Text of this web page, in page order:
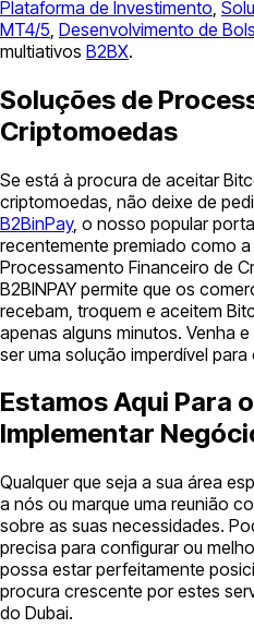
Plataforma de Investimento
MT4/5 Desenvolvimento de
multiativos B2BX.
Soluções de
Criptomoedas
Se está à procura de aceitar
criptomoedas, não deixe de
B2BinPay, o nosso popular
recentemente premiado como
Processamento Financeiro de
B2BINPAY permite que os
recebam, troquem e aceitem
apenas alguns minutos. Venha
ser uma solução imperdível
Estamos Aqui Para
Implementar
Qualquer que seja a sua área
a nós ou marque uma reunião
sobre as suas necessidades.
precisa para configurar ou
possa estar perfeitamente
procura crescente por estes
do Dubai.